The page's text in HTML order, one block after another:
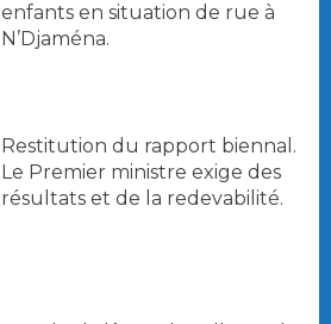
enfants en situation de rue à
N’Djaména.
Restitution du rapport biennal.
Le Premier ministre exige des
résultats et de la redevabilité.